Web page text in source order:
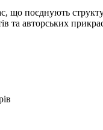
поєднують
та авторських